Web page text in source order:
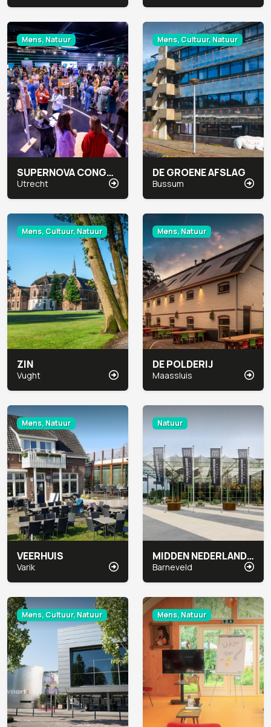
Mens, Natuur
SUPERNOVA CONGRESCENTRUM
Utrecht
Mens, Cultuur, Natuur
DE GROENE AFSLAG
Bussum
Mens, Cultuur, Natuur
ZIN
Vught
Mens, Natuur
DE POLDERIJ
Maassluis
Mens, Natuur
VEERHUIS
Varik
Natuur
MIDDEN NEDERLAND HALLEN
Barneveld
Mens, Cultuur, Natuur Mens, Natuur